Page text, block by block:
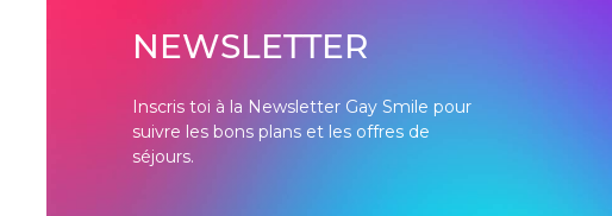
NEWSLETTER
Inscris toi à la Newsletter Gay Smile pour
suivre les bons plans et les offres de
séjours.